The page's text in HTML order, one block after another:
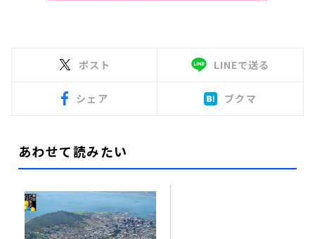
ポスト LINEで送る
シェア ブクマ
あわせて読みたい